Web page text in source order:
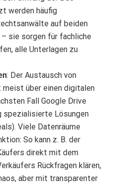
werden häufig
auf beiden
sie sorgen für fachliche
alle Unterlagen zu
: Der Austausch von
meist über einen digitalen
Fall Google Drive
spezialisierte Lösungen
Viele Datenräume
So kann z. B. der
direkt mit dem
Rückfragen klären,
aber mit transparenter